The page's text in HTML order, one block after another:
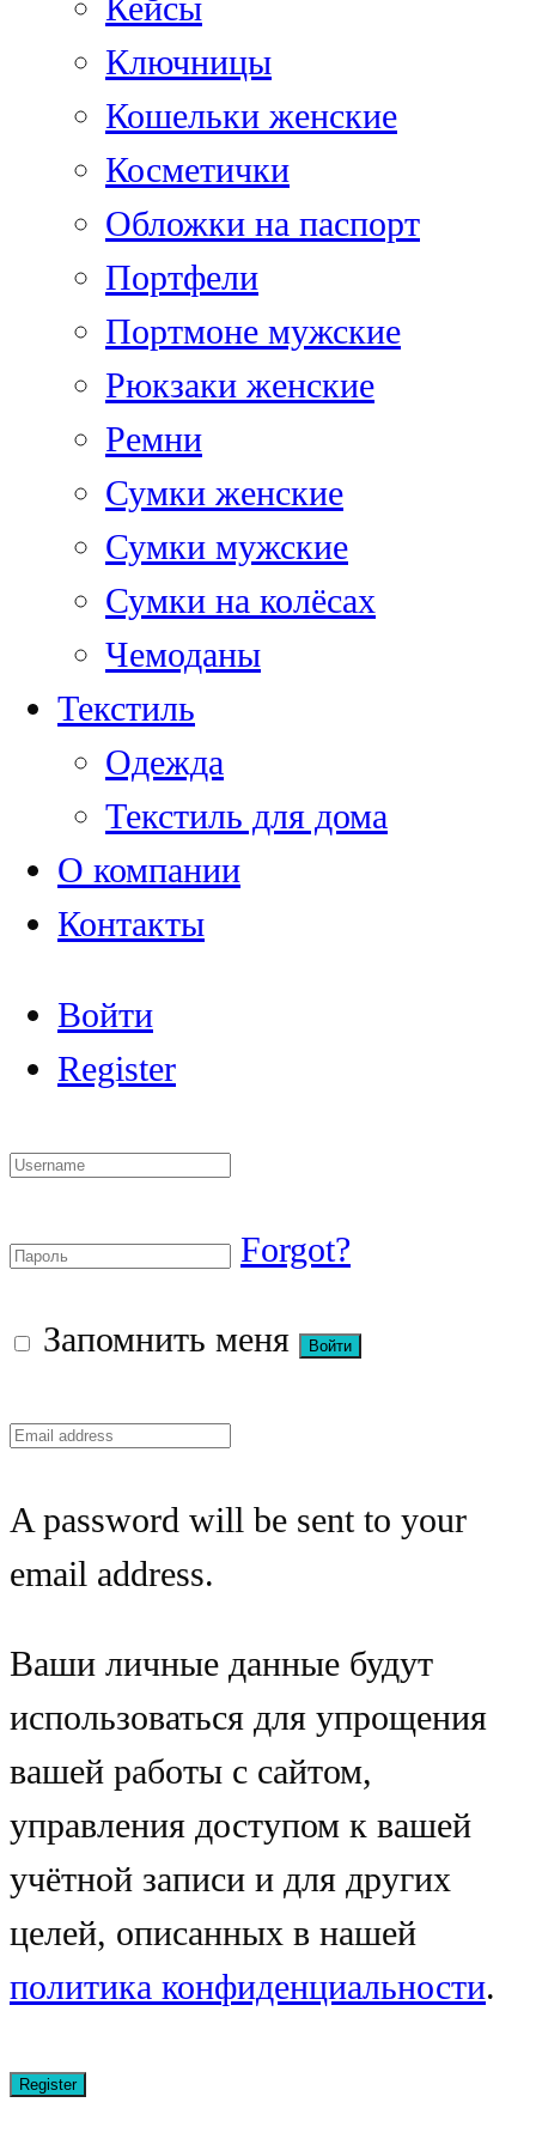
Кейсы
Ключницы
Кошельки женские
Косметички
Обложки на паспорт
Портфели
Портмоне мужские
Рюкзаки женские
Ремни
Сумки женские
Сумки мужские
Сумки на колёсах
Чемоданы
Текстиль
Одежда
Текстиль для дома
О компании
Контакты
Войти
Register
Forgot?
Запомнить меня
A password will be sent to your
email address.
Ваши личные данные будут
использоваться для упрощения
вашей работы с сайтом,
управления доступом к вашей
учётной записи и для других
целей, описанных в нашей
политика конфиденциальности.